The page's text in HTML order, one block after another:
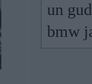
un
bmw